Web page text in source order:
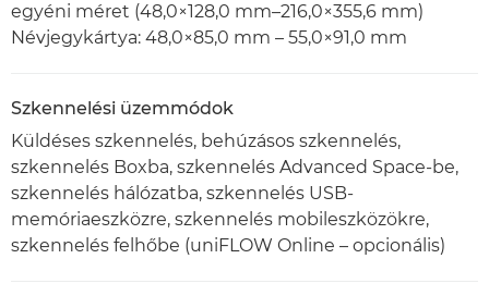
egyéni méret (48,0×128,0 mm–216,0×355,6 mm)
Névjegykártya: 48,0×85,0 mm – 55,0×91,0 mm
Szkennelési üzemmódok
Küldéses szkennelés, behúzásos szkennelés,
szkennelés Boxba, szkennelés Advanced Space-be,
szkennelés hálózatba, szkennelés USB-
memóriaeszközre, szkennelés mobileszközökre,
szkennelés felhőbe (uniFLOW Online – opcionális)